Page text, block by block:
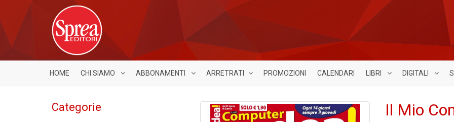
HOME CHI SIAMO ABBONAMENTI ARRETRATI PROMOZIONI CALENDARI LIBRI DIGITALI
Il Mio
Categorie